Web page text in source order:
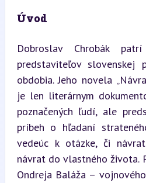
Úvod
Dobroslav Chrobák
predstaviteľov slovenskej
obdobia. Jeho novela
je len literárnym
poznačených ľudí, ale
príbeh o hľadaní
vedeúc k otázke, či
návrat do vlastného života.
Ondreja Baláža –